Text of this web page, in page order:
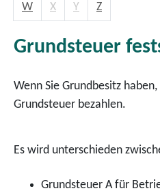
W X Y Z
Grundsteuer
Wenn Sie Grundbesitz
Grundsteuer bezahlen.
Es wird unterschieden
Grundsteuer A für